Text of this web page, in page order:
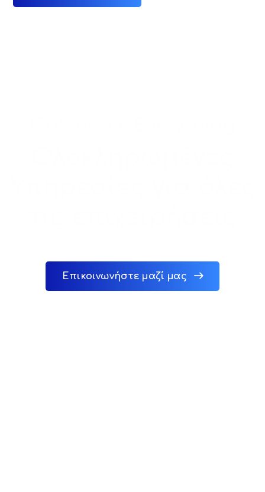
Επικοινωνήστε μαζί μας